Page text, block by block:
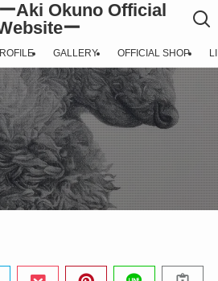
Okuno Official
ー
GALLERY OFFICIAL SHOP